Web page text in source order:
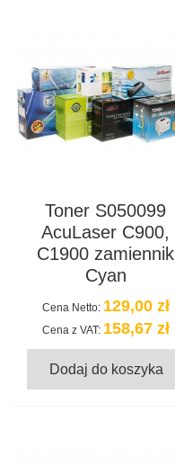
Toner S050099
AcuLaser C900,
C1900 zamiennik
Cyan
Cena Netto: 129,00 zł
Cena z VAT: 158,67 zł
Dodaj do koszyka